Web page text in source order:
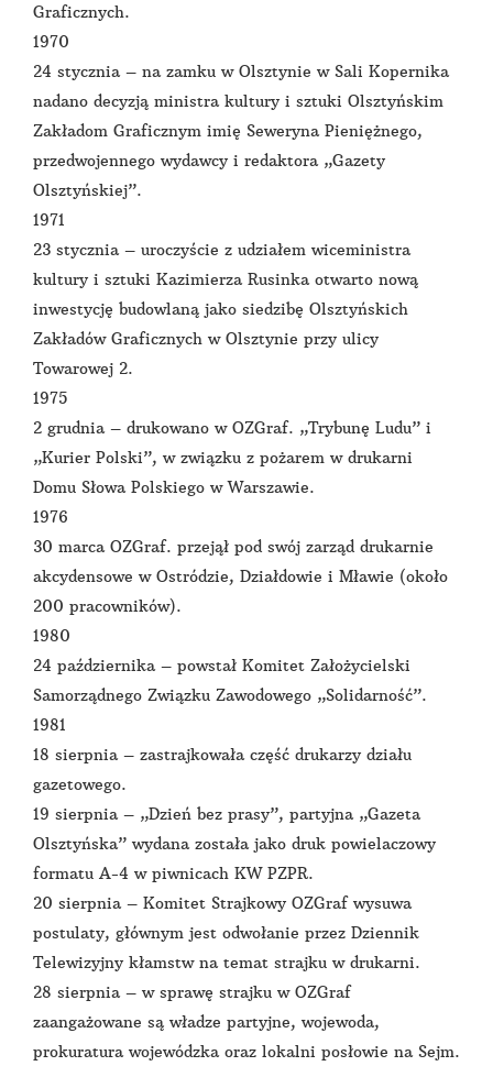
Graficznych.
1970
24 stycznia – na zamku w Olsztynie w Sali Kopernika
nadano decyzją ministra kultury i sztuki Olsztyńskim
Zakładom Graficznym imię Seweryna Pieniężnego,
przedwojennego wydawcy i redaktora „Gazety
Olsztyńskiej”.
1971
23 stycznia – uroczyście z udziałem wiceministra
kultury i sztuki Kazimierza Rusinka otwarto nową
inwestycję budowlaną jako siedzibę Olsztyńskich
Zakładów Graficznych w Olsztynie przy ulicy
Towarowej 2.
1975
2 grudnia – drukowano w OZGraf. „Trybunę Ludu” i
„Kurier Polski”, w związku z pożarem w drukarni
Domu Słowa Polskiego w Warszawie.
1976
30 marca OZGraf. przejął pod swój zarząd drukarnie
akcydensowe w Ostródzie, Działdowie i Mławie (około
200 pracowników).
1980
24 października – powstał Komitet Założycielski
Samorządnego Związku Zawodowego „Solidarność”.
1981
18 sierpnia – zastrajkowała część drukarzy działu
gazetowego.
19 sierpnia – „Dzień bez prasy”, partyjna „Gazeta
Olsztyńska” wydana została jako druk powielaczowy
formatu A-4 w piwnicach KW PZPR.
20 sierpnia – Komitet Strajkowy OZGraf wysuwa
postulaty, głównym jest odwołanie przez Dziennik
Telewizyjny kłamstw na temat strajku w drukarni.
28 sierpnia – w sprawę strajku w OZGraf
zaangażowane są władze partyjne, wojewoda,
prokuratura wojewódzka oraz lokalni posłowie na Sejm.